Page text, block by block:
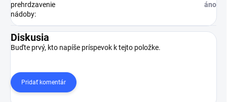
prehrdzavenie
nádoby:
áno
Diskusia
Buďte prvý, kto napíše príspevok k tejto položke.
Pridať komentár